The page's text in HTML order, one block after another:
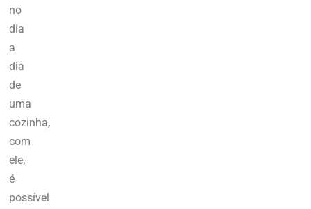
no
dia
a
dia
de
uma
cozinha,
com
ele,
é
possível